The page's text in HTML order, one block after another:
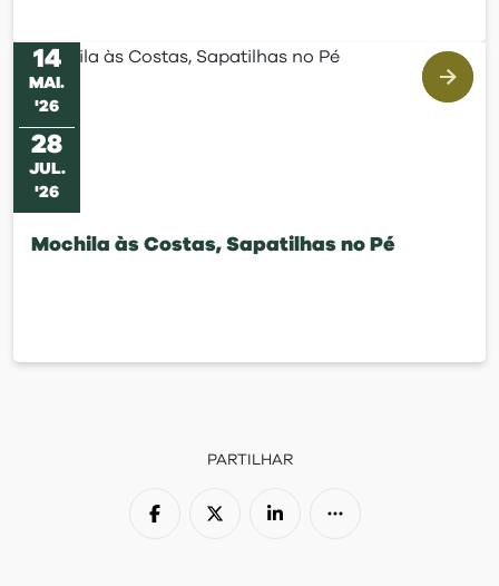
14
MAI .
'26
28
JUL.
'26
Mochila às Costas, Sapatilhas no Pé
PARTILHAR